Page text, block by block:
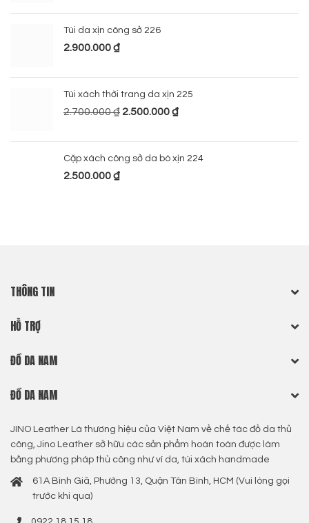
Túi da xịn công sở 226
2.900.000₫
Túi xách thời trang da xịn 225
2.700.000₫ 2.500.000₫
Cặp xách công sở da bò xịn 224
2.500.000₫
THÔNG TIN
HỖ TRỢ
ĐỒ DA NAM
ĐỒ DA NAM
JINO Leather Là thương hiệu của Việt Nam về chế tác đồ da thủ
công, Jino Leather sở hữu các sản phẩm hoàn toàn được làm
bằng phương pháp thủ công như ví da, túi xách handmade
61A Bình Giã, Phường 13, Quận Tân Bình, HCM (Vui lòng gọi
trước khi qua)